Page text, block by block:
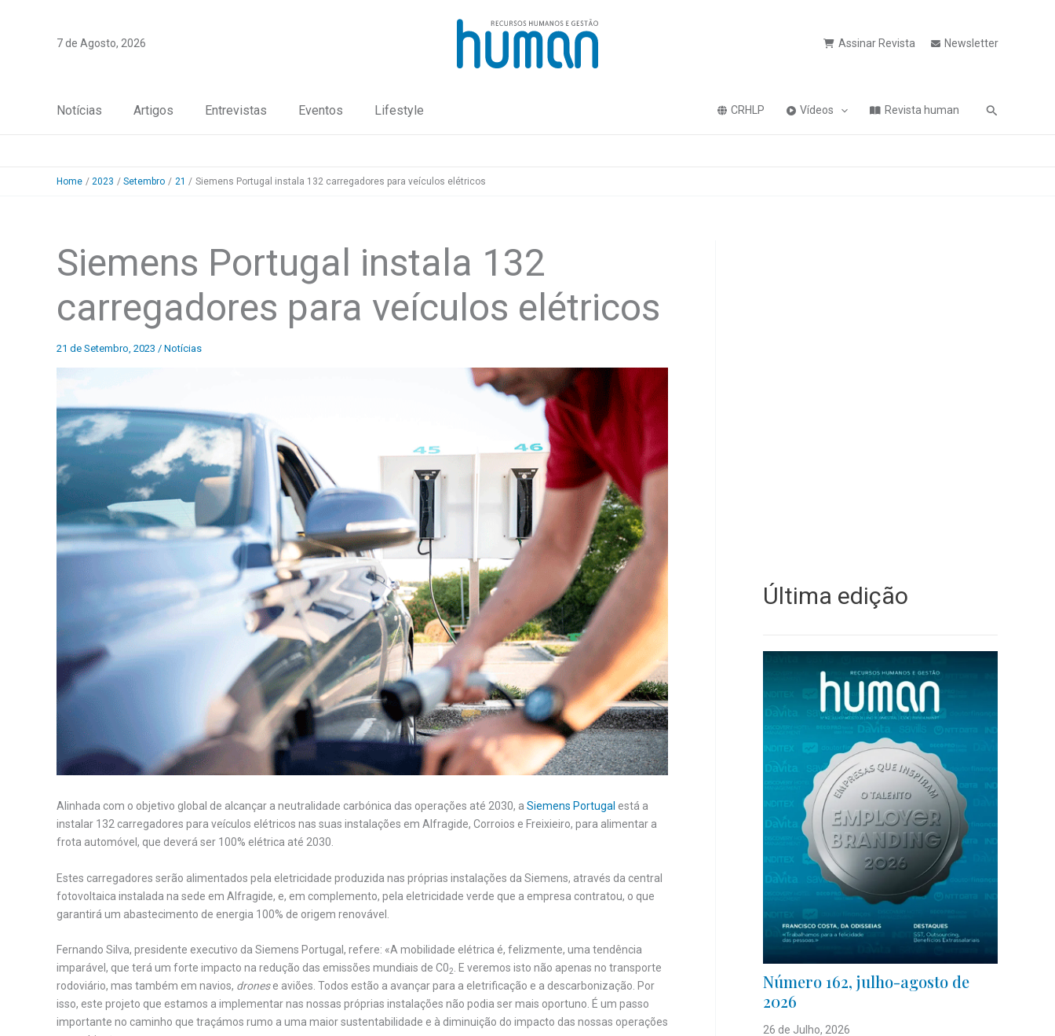
7 de Agosto, 2026 Assinar Revista Newsletter
Notícias Artigos Entrevistas Eventos Lifestyle CRHLP Vídeos Revista human Pesquisa
Home 2023 Setembro 21 Siemens Portugal instala 132 carregadores para veículos elétricos
Siemens Portugal instala 132
carregadores para veículos elétricos
21 de Setembro, 2023 / Notícias
Alinhada com o objetivo global de alcançar a neutralidade carbónica das operações até 2030, a Siemens Portugal está a
instalar 132 carregadores para veículos elétricos nas suas instalações em Alfragide, Corroios e Freixieiro, para alimentar a
frota automóvel, que deverá ser 100% elétrica até 2030.
Estes carregadores serão alimentados pela eletricidade produzida nas próprias instalações da Siemens, através da central
fotovoltaica instalada na sede em Alfragide, e, em complemento, pela eletricidade verde que a empresa contratou, o que
garantirá um abastecimento de energia 100% de origem renovável.
Fernando Silva, presidente executivo da Siemens Portugal, refere: «A mobilidade elétrica é, felizmente, uma tendência
imparável, que terá um forte impacto na redução das emissões mundiais de C02
. E veremos isto não apenas no transporte
rodoviário, mas também em navios, dronese aviões. Todos estão a avançar para a eletrificação e a descarbonização. Por
isso, este projeto que estamos a implementar nas nossas próprias instalações não podia ser mais oportuno. É um passo
importante no caminho que traçámos rumo a uma maior sustentabilidade e à diminuição do impacto das nossas operações
Última edição
Número 162, julho-agosto de
2026
26 de Julho, 2026